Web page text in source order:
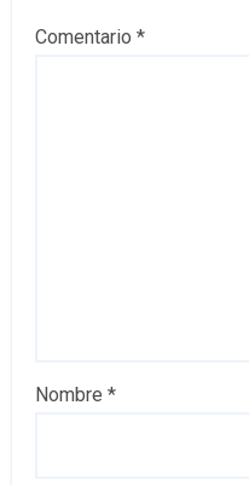
Comentario *
Nombre *